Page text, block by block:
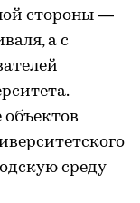
стороны —
а с
среду